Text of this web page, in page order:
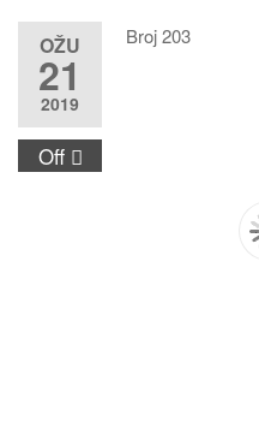
OŽU
21
2019
Off
Broj 203